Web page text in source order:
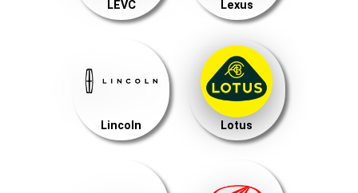
LEVC Lexus
Lincoln Lotus